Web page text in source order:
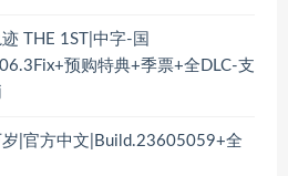
THE 1ST|中字-国
预购特典+季票+全DLC-支
|官方中文|Build.23605059+全